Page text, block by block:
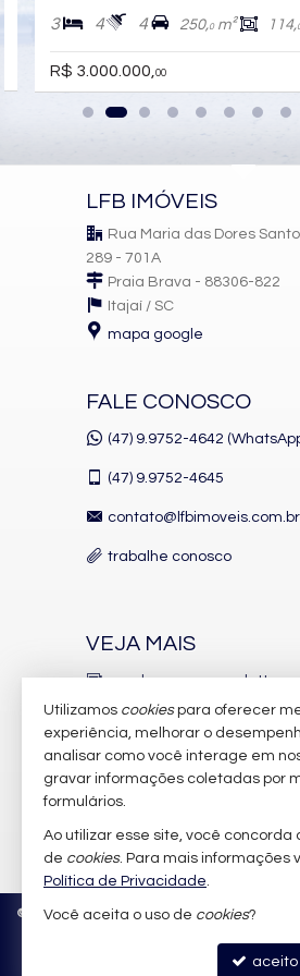
Churrasqueira
Piso Porcelanato
Infra para Ar Split
Acabamento em Gesso
Área de Serviço
Sacada Técnica
Características do Empreendimento
Salão de Festas
Espaço Gourmet
Espaço Fitness
Brinquedoteca
Câmeras de Segurança
Sala de Reunião
3 4 4 250,0m² 114,
R$ 3.000.000,00
LFB IMÓVEIS
Rua Maria das Dores
289 - 701A
Praia Brava - 88306-822
Itajaí / SC
mapa google
FALE CONOSCO
(47) 9.9752-4642
(47) 9.9752-4645
contato@lfbimoveis.com.br
trabalhe conosco
VEJA MAIS
receba nosso newsletter
indicadores financeiros
cadastre seu imóvel
imóveis favoritos
mapa de imóveis
© 2026 CRECI/SC 6.388-J Política de
Site
Utilizamos cookiespara oferecer
experiência, melhorar o
analisar como você interage em
gravar informações coletadas por
formulários.
Ao utilizar esse site, você concorda
de cookies. Para mais informações
Política de Privacidade.
Você aceita o uso de cookies?
aceito